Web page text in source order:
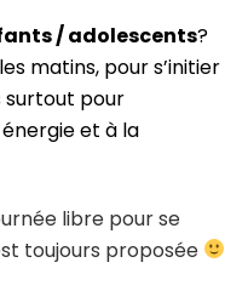
/ adolescents?
matins, pour s’initier
surtout pour
et à la
libre pour se
toujours proposée